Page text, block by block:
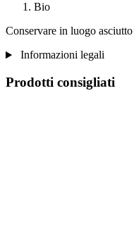
Bio
Conservare in luogo
Informazioni legali
Prodotti consigliati